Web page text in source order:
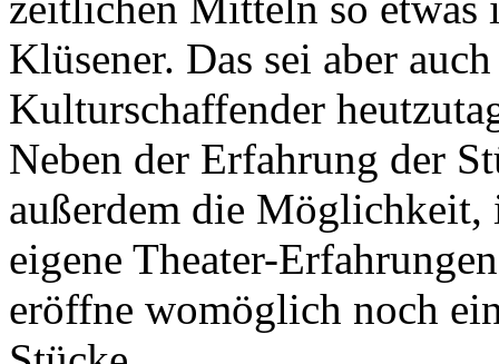
Klüsener. Das sei aber
Kulturschaffender
Neben der Erfahrung der
außerdem die Möglichkeit,
eigene Theater-
eröffne womöglich noch